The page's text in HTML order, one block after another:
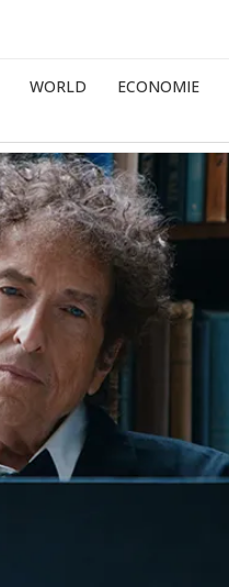
WORLD ECONOMIE